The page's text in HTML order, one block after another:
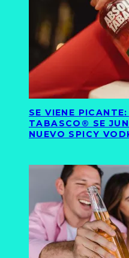
SE VIENE
TABASCO® SE
NUEVO SPICY